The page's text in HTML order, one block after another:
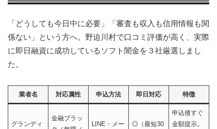
「どうしても今日中に必要」「審査も収入も信用情報も関
係ない」という方へ。野迫川村で口コミ評価が高く、実際
に即日融資に成功しているソフト闇金を３社厳選しまし
た。
業者名 対応属性 申込方法 即日対応 特徴
グランディ
金融ブラッ
LINE・メー ◎（最短30
申込後すぐ
金額提示。